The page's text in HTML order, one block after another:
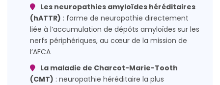
Les neuropathies amyloïdes héréditaires
(hATTR) : forme de neuropathie directement
liée à l’accumulation de dépôts amyloïdes sur les
nerfs périphériques, au cœur de la mission de
l’AFCA
La maladie de Charcot-Marie-Tooth
(CMT) : neuropathie héréditaire la plus